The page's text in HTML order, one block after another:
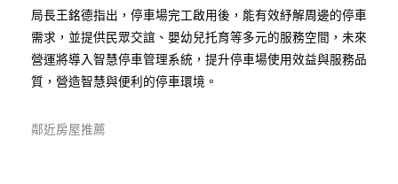
局長王銘德指出，停車場完工啟用後，能有效紓解周邊的停車
需求，並提供民眾交誼、嬰幼兒托育等多元的服務空間，未來
營運將導入智慧停車管理系統，提升停車場使用效益與服務品
質，營造智慧與便利的停車環境。
鄰近房屋推薦